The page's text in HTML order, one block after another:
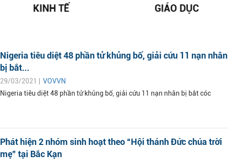
KINH TẾ GIÁO DỤC
Nigeria tiêu diệt 48 phần tử khủng bố, giải cứu 11 nạn nhân
bị bắt...
29/03/2021 | VOVVN
Nigeria tiêu diệt 48 phần tử khủng bố, giải cứu 11 nạn nhân bị bắt cóc
Phát hiện 2 nhóm sinh hoạt theo “Hội thánh Đức chúa trời
mẹ” tại Bắc Kạn